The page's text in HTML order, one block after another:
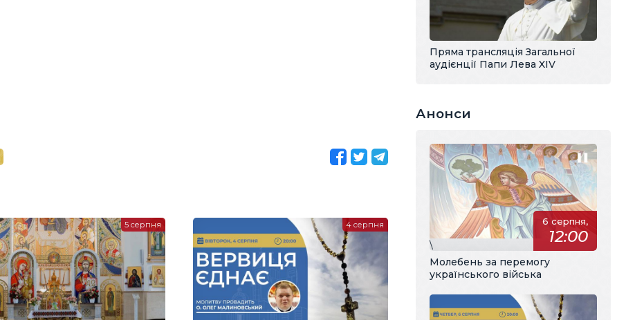
5 серпня 4 серпня
Пряма трансляція Загальної
аудієнції Папи Лева XIV
Анонси
6 серпня,
12:00
\
Молебень за перемогу
українського війська